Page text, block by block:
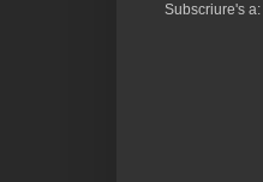
Subscriure's a: